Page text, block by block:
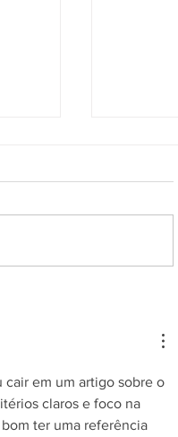
cair em um artigo sobre o
claros e foco na
ter uma referência